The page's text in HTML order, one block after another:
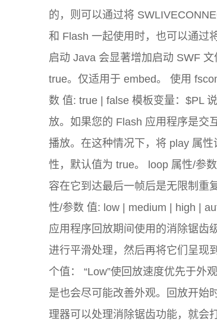
的，则可以通过将
和 Flash 一起使用时，也可以通过
启动 Java 会显著增加启动 SWF
true。仅适用于 embed。 使用
数 值: true | false 模板变量：$PL
放。如果您的 Flash 应用程序是交
播放。在这种情况下，将 play 属
性，默认值为 true。 loop 属性/参
容在它到达最后一帧后是无限制重
性/参数 值: low | medium | high |
应用程序回放期间使用的消除锯齿
进行平滑处理，然后再将它们呈现
个值： “Low”使回放速度优先于外
是也会尽可能改善外观。回放开始
理器可以处理消除锯齿功能，就会